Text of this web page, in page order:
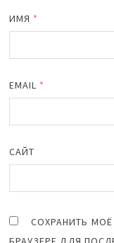
ИМЯ *
EMAIL *
САЙТ
СОХРАНИТЬ МОЁ